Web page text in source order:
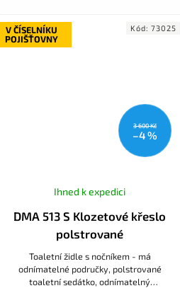
V ČÍSELNÍKU
POJIŠŤOVNY
3 600 Kč
–4 %
DMA 513 S Klozetové křeslo
polstrované
Ihned k expedici
Toaletní židle s nočníkem - má
odnímatelné područky, polstrované
toaletní sedátko, odnímatelný
Kód: 73025